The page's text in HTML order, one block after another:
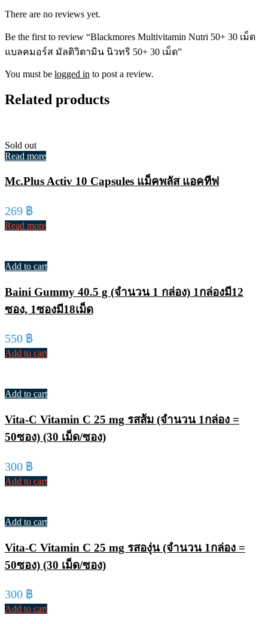
There are no reviews yet.
Be the first to review “Blackmores Multivitamin Nutri 50+ 30 เม็ด
แบลคมอร์ส มัลติวิตามิน นิวทริ 50+ 30 เม็ด”
You must be logged in to post a review.
Related products
Sold out
Read more
Mc.Plus Activ 10 Capsules แม็คพลัส แอคทีฟ
269 ฿
Read more
Add to cart
Baini Gummy 40.5 g (จำนวน 1 กล่อง) 1กล่องมี12
ซอง, 1ซองมี18เม็ด
550 ฿
Add to cart
Add to cart
Vita-C Vitamin C 25 mg รสส้ม (จำนวน 1กล่อง =
50ซอง) (30 เม็ด/ซอง)
300 ฿
Add to cart
Add to cart
Vita-C Vitamin C 25 mg รสองุ่น (จำนวน 1กล่อง =
50ซอง) (30 เม็ด/ซอง)
300 ฿
Add to cart